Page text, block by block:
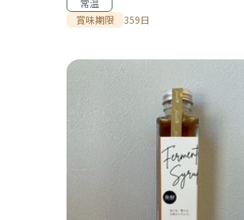
常温
賞味期限
359日